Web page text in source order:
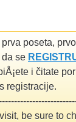
poseta,
da se
i čitate
registracije.
be sure to